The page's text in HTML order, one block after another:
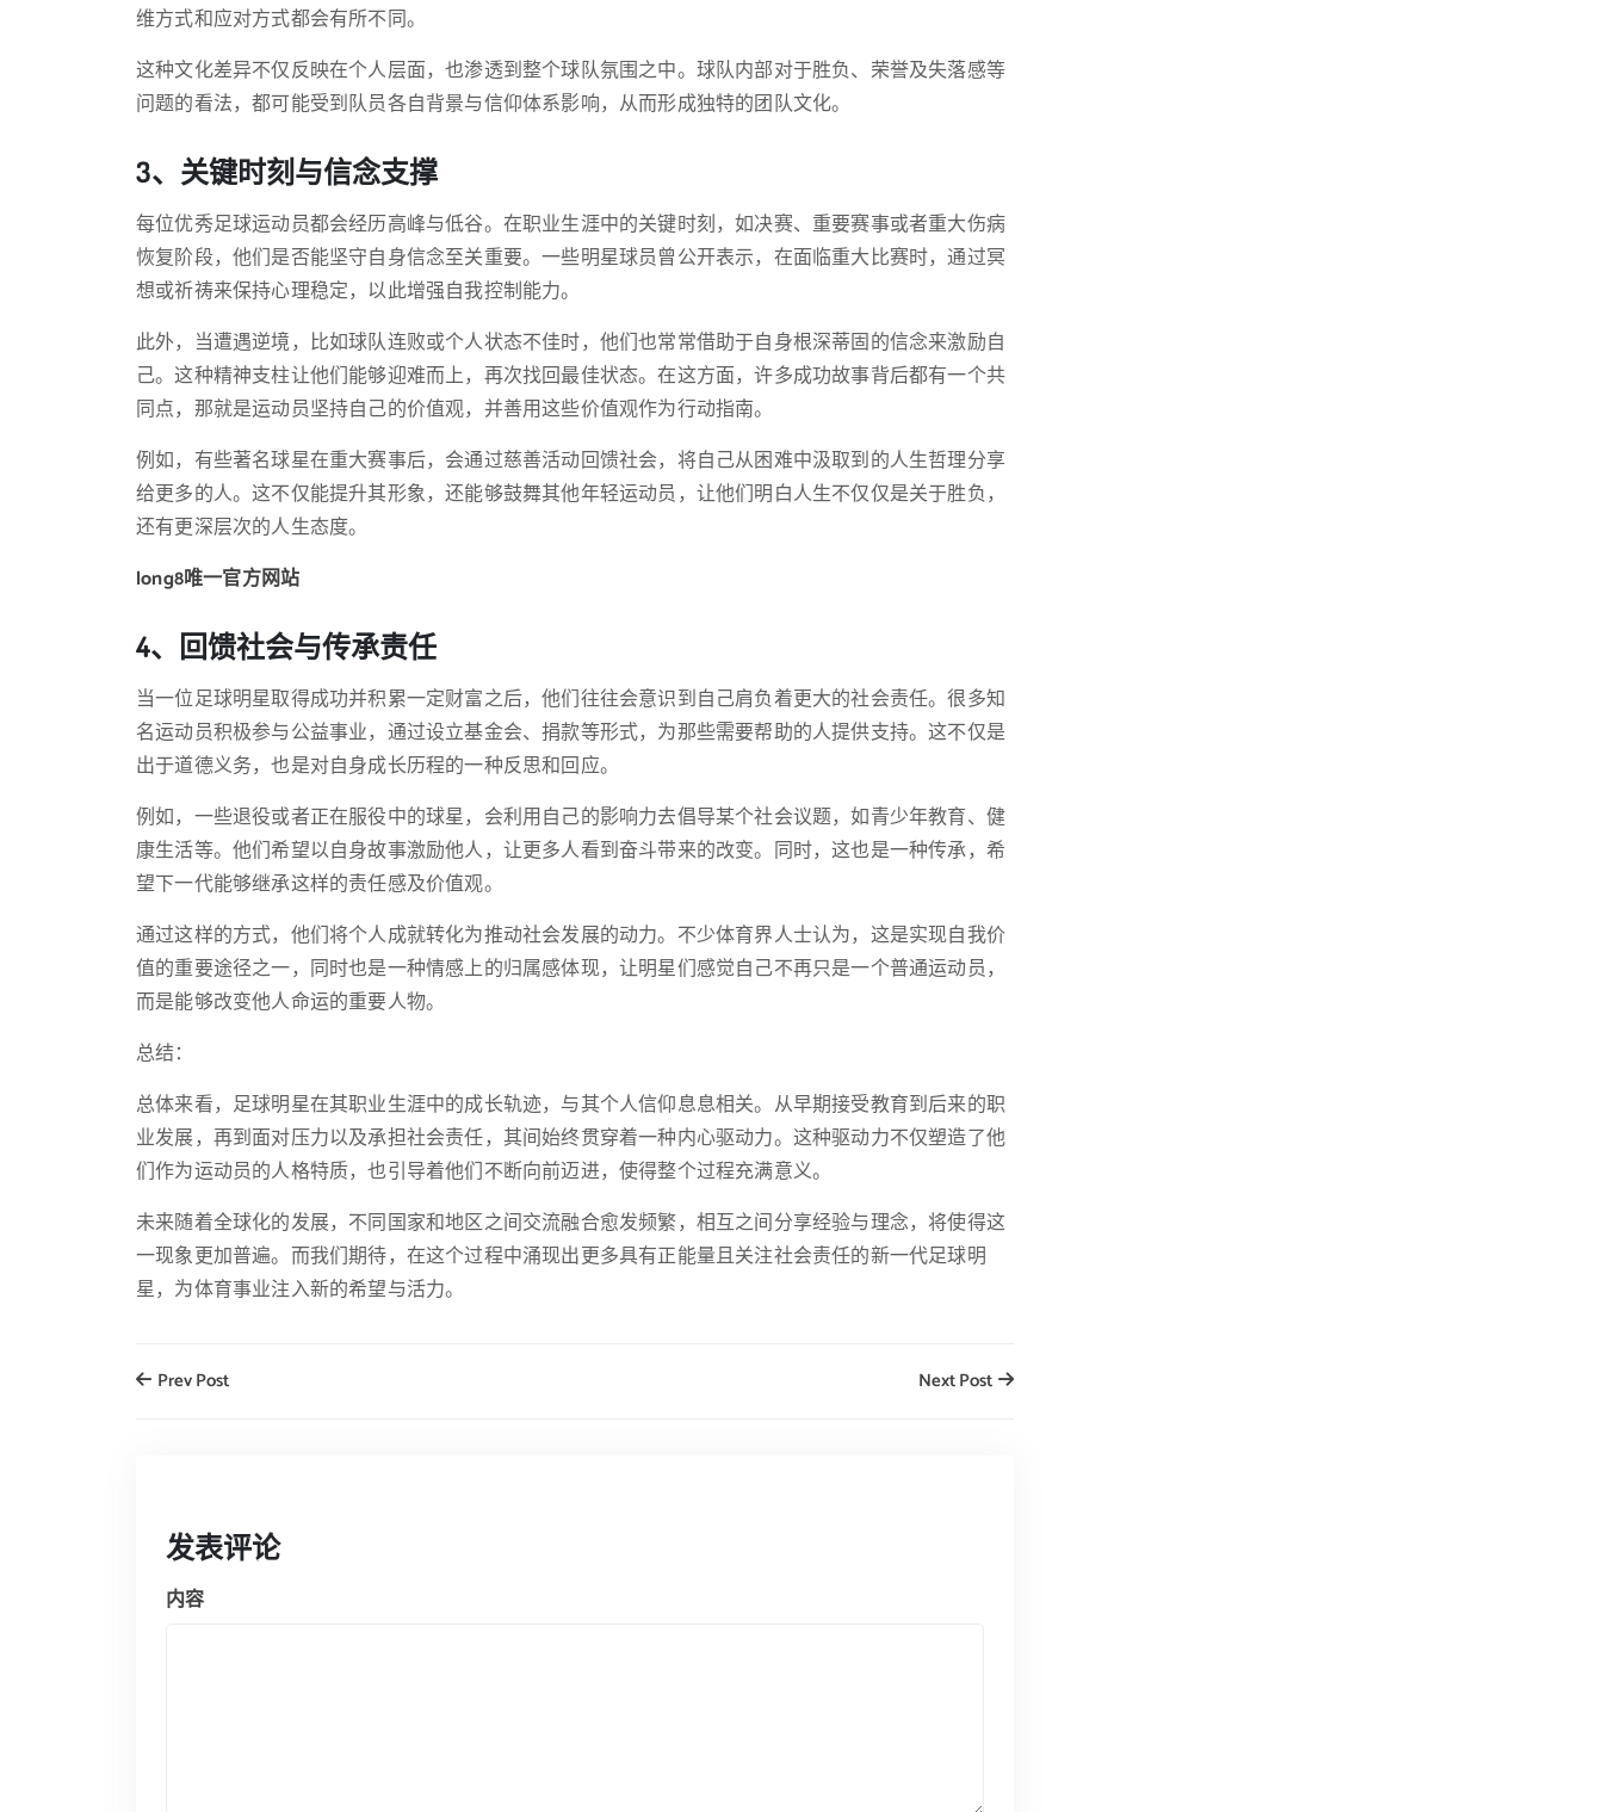
维方式和应对方式都会有所不同。
这种文化差异不仅反映在个人层面，也渗透到整个球队氛围之中。球队内部对于胜负、荣誉及失落感等
问题的看法，都可能受到队员各自背景与信仰体系影响，从而形成独特的团队文化。
3、关键时刻与信念支撑
每位优秀足球运动员都会经历高峰与低谷。在职业生涯中的关键时刻，如决赛、重要赛事或者重大伤病
恢复阶段，他们是否能坚守自身信念至关重要。一些明星球员曾公开表示，在面临重大比赛时，通过冥
想或祈祷来保持心理稳定，以此增强自我控制能力。
此外，当遭遇逆境，比如球队连败或个人状态不佳时，他们也常常借助于自身根深蒂固的信念来激励自
己。这种精神支柱让他们能够迎难而上，再次找回最佳状态。在这方面，许多成功故事背后都有一个共
同点，那就是运动员坚持自己的价值观，并善用这些价值观作为行动指南。
例如，有些著名球星在重大赛事后，会通过慈善活动回馈社会，将自己从困难中汲取到的人生哲理分享
给更多的人。这不仅能提升其形象，还能够鼓舞其他年轻运动员，让他们明白人生不仅仅是关于胜负，
还有更深层次的人生态度。
long8唯一官方网站
4、回馈社会与传承责任
当一位足球明星取得成功并积累一定财富之后，他们往往会意识到自己肩负着更大的社会责任。很多知
名运动员积极参与公益事业，通过设立基金会、捐款等形式，为那些需要帮助的人提供支持。这不仅是
出于道德义务，也是对自身成长历程的一种反思和回应。
例如，一些退役或者正在服役中的球星，会利用自己的影响力去倡导某个社会议题，如青少年教育、健
康生活等。他们希望以自身故事激励他人，让更多人看到奋斗带来的改变。同时，这也是一种传承，希
望下一代能够继承这样的责任感及价值观。
通过这样的方式，他们将个人成就转化为推动社会发展的动力。不少体育界人士认为，这是实现自我价
值的重要途径之一，同时也是一种情感上的归属感体现，让明星们感觉自己不再只是一个普通运动员，
而是能够改变他人命运的重要人物。
总结：
总体来看，足球明星在其职业生涯中的成长轨迹，与其个人信仰息息相关。从早期接受教育到后来的职
业发展，再到面对压力以及承担社会责任，其间始终贯穿着一种内心驱动力。这种驱动力不仅塑造了他
们作为运动员的人格特质，也引导着他们不断向前迈进，使得整个过程充满意义。
未来随着全球化的发展，不同国家和地区之间交流融合愈发频繁，相互之间分享经验与理念，将使得这
一现象更加普遍。而我们期待，在这个过程中涌现出更多具有正能量且关注社会责任的新一代足球明
星，为体育事业注入新的希望与活力。
Prev Post Next Post
发表评论
内容